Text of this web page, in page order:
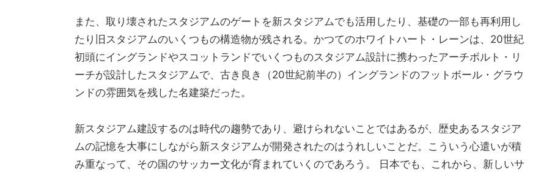
また、取り壊されたスタジアムのゲートを新スタジアムでも活用したり、基礎の一部も再利用し
たり旧スタジアムのいくつもの構造物が残される。かつてのホワイトハート・レーンは、20世紀
初頭にイングランドやスコットランドでいくつものスタジアム設計に携わったアーチボルト・リ
ーチが設計したスタジアムで、古き良き（20世紀前半の）イングランドのフットボール・グラウ
ンドの雰囲気を残した名建築だった。
新スタジアム建設するのは時代の趨勢であり、避けられないことではあるが、歴史あるスタジア
ムの記憶を大事にしながら新スタジアムが開発されたのはうれしいことだ。こういう心遣いが積
み重なって、その国のサッカー文化が育まれていくのであろう。 日本でも、これから、新しいサ